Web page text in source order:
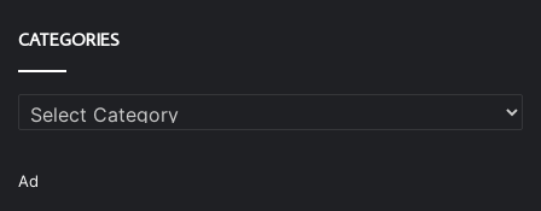
CATEGORIES
Categories
Ad